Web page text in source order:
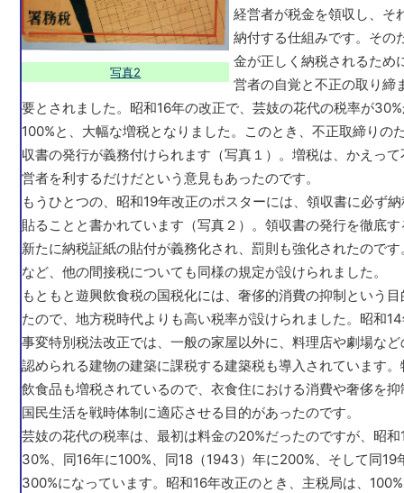
写真2
経営者が税金を領収し、そ
納付する仕組みです。その
金が正しく納税されるため
営者の自覚と不正の取り締
要とされました。昭和16年の改正で、芸妓の花代の税率が
100%と、大幅な増税となりました。このとき、不正取締りの
収書の発行が義務付けられます（写真１）。増税は、かえっ
営者を利するだけだという意見もあったのです。
もうひとつの、昭和19年改正のポスターには、領収書に必ず
貼ることと書かれています（写真２）。領収書の発行を徹底
新たに納税証紙の貼付が義務化され、罰則も強化されたので
など、他の間接税についても同様の規定が設けられました。
もともと遊興飲食税の国税化には、奢侈的消費の抑制という
たので、地方税時代よりも高い税率が設けられました。昭和
事変特別税法改正では、一般の家屋以外に、料理店や劇場な
認められる建物の建築に課税する建築税も導入されています
飲食品も増税されているので、衣食住における消費や奢侈を
国民生活を戦時体制に適応させる目的があったのです。
芸妓の花代の税率は、最初は料金の20%だったのですが、昭和
30%、同16年に100%、同18（1943）年に200%、そして同19
300%になっています。昭和16年改正のとき、主税局は、